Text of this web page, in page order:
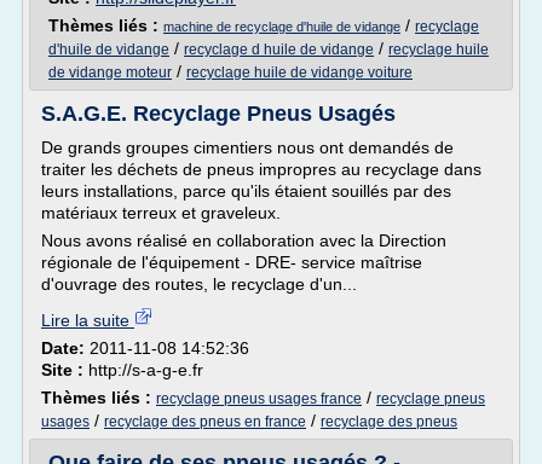
Thèmes liés : machine de recyclage d'huile de vidange / recyclage
d'huile de vidange / recyclage d huile de vidange / recyclage huile
de vidange moteur / recyclage huile de vidange voiture
S.A.G.E. Recyclage Pneus Usagés
De grands groupes cimentiers nous ont demandés de
traiter les déchets de pneus impropres au recyclage dans
leurs installations, parce qu'ils étaient souillés par des
matériaux terreux et graveleux.
Nous avons réalisé en collaboration avec la Direction
régionale de l'équipement - DRE- service maîtrise
d'ouvrage des routes, le recyclage d'un...
Lire la suite
Date: 2011-11-08 14:52:36
Site : http://s-a-g-e.fr
Thèmes liés : recyclage pneus usages france / recyclage pneus
usages / recyclage des pneus en france / recyclage des pneus